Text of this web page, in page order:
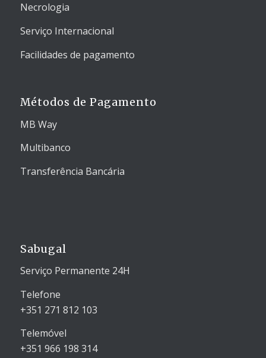
Necrologia
Serviço Internacional
Facilidades de pagamento
Métodos de Pagamento
MB Way
Multibanco
Transferência Bancária
Sabugal
Serviço Permanente 24H
Telefone
+351 271 812 103
Telemóvel
+351 966 198 314